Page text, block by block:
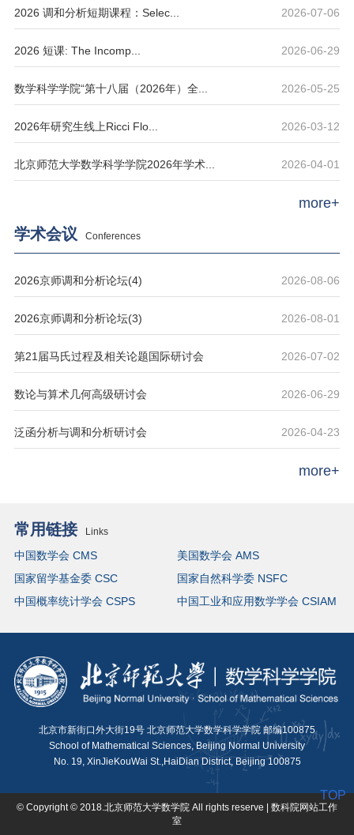
2026-07-06
2026 调和分析短期课程：Selec...
2026-06-29
2026 短课: The Incomp...
2026-05-25
数学科学学院“第十八届（2026年）全...
2026-03-12
2026年研究生线上Ricci Flo...
2026-04-01
北京师范大学数学科学学院2026年学术...
more+
学术会议 Conferences
2026-08-06
2026京师调和分析论坛(4)
2026-08-01
2026京师调和分析论坛(3)
2026-07-02
第21届马氏过程及相关论题国际研讨会
2026-06-29
数论与算术几何高级研讨会
2026-04-23
泛函分析与调和分析研讨会
more+
常用链接 Links
中国数学会 CMS
美国数学会 AMS
国家留学基金委 CSC
国家自然科学委 NSFC
中国概率统计学会 CSPS
中国工业和应用数学学会 CSIAM
北京市新街口外大街19号 北京师范大学数学科学学院 邮编100875
School of Mathematical Sciences, Beijing Normal University
No. 19, XinJieKouWai St.,HaiDian District, Beijing 100875
© Copyright © 2018.北京师范大学数学院 All rights reserve | 数科院网站工作
室
TOP